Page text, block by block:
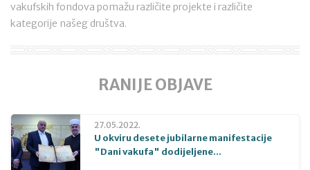
vakufskih fondova pomažu različite projekte i različite
kategorije našeg društva.
RANIJE OBJAVE
27.05.2022.
U okviru desete jubilarne manifestacije
"Dani vakufa" dodijeljene...